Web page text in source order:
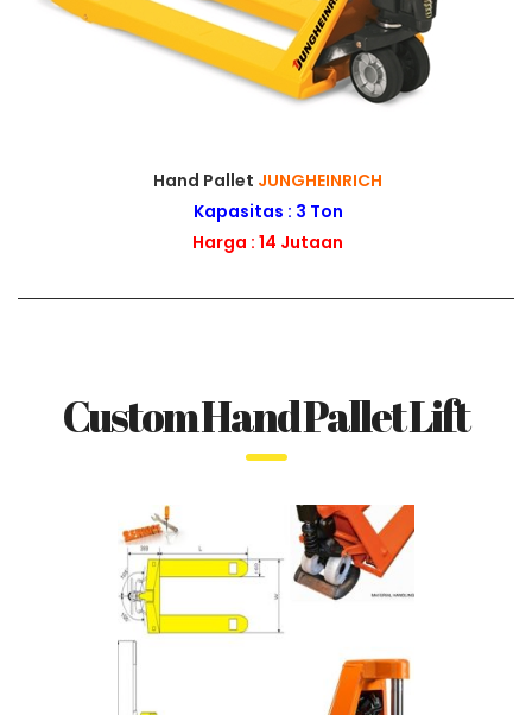
Hand Pallet JUNGHEINRICH
Kapasitas : 3 Ton
Harga : 14 Jutaan
Custom Hand Pallet Lift